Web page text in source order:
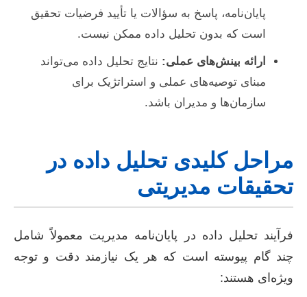
پایان‌نامه، پاسخ به سؤالات یا تأیید فرضیات تحقیق
است که بدون تحلیل داده ممکن نیست.
ارائه بینش‌های عملی: نتایج تحلیل داده می‌تواند
مبنای توصیه‌های عملی و استراتژیک برای
سازمان‌ها و مدیران باشد.
مراحل کلیدی تحلیل داده در
تحقیقات مدیریتی
فرآیند تحلیل داده در پایان‌نامه مدیریت معمولاً شامل
چند گام پیوسته است که هر یک نیازمند دقت و توجه
ویژه‌ای هستند: